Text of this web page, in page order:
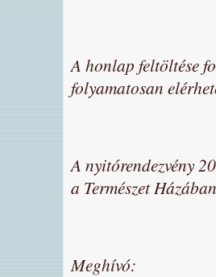
A honlap feltöltése
folyamatosan
A nyitórendezvény
a Természet
Meghívó: